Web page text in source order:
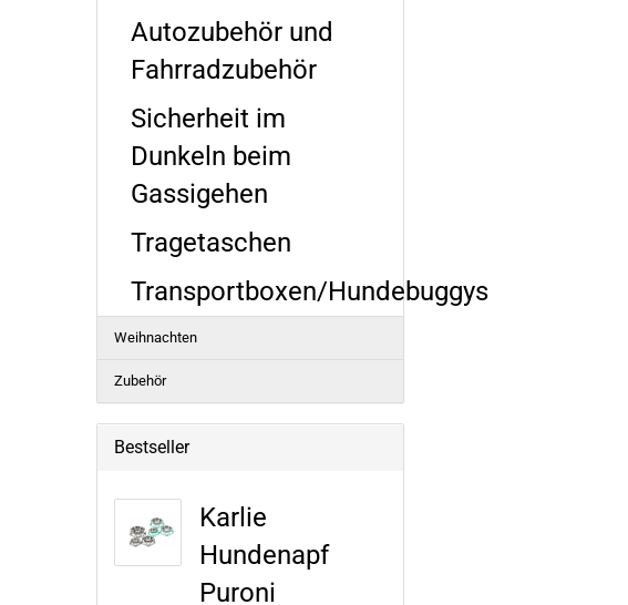
Autozubehör und
Fahrradzubehör
Sicherheit im
Dunkeln beim
Gassigehen
Tragetaschen
Transportboxen/Hundebuggys
Weihnachten
Zubehör
Bestseller
Karlie
Hundenapf
Puroni